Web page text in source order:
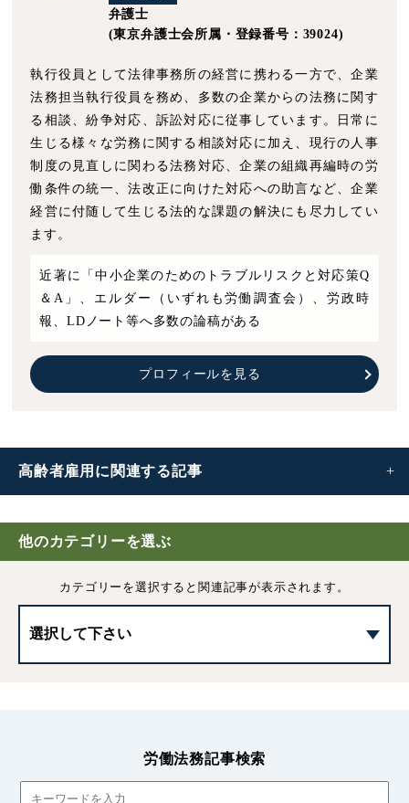
高齢者雇用に 関連する記事
高齢者雇用とは|2025年の変更点と企業が取り組むべき対
策
高年齢者の継続雇用制度とは｜2025年4月の改正内容や企
業側の注意点
第二種計画認定とは｜継続雇用の高齢者の無期転換ルール
他のカテゴリーを選ぶ
カテゴリーを選択すると 関連記事が表示されます。
弁護士
(東京弁護士会所属・登録番号：39024)
執行役員として法律事務所の経営に携わる一方で、企業
法務担当執行役員を務め、多数の企業からの法務に関す
る相談、紛争対応、訴訟対応に従事しています。日常に
生じる様々な労務に関する相談対応に加え、現行の人事
制度の見直しに関わる法務対応、企業の組織再編時の労
働条件の統一、法改正に向けた対応への助言など、企業
経営に付随して生じる法的な課題の解決にも尽力してい
ます。
近著に「中小企業のためのトラブルリスクと対応策Q
＆A」、エルダー（いずれも労働調査会）、労政時
報、LDノート等へ多数の論稿がある
プロフィールを見る
労働法務記事検索